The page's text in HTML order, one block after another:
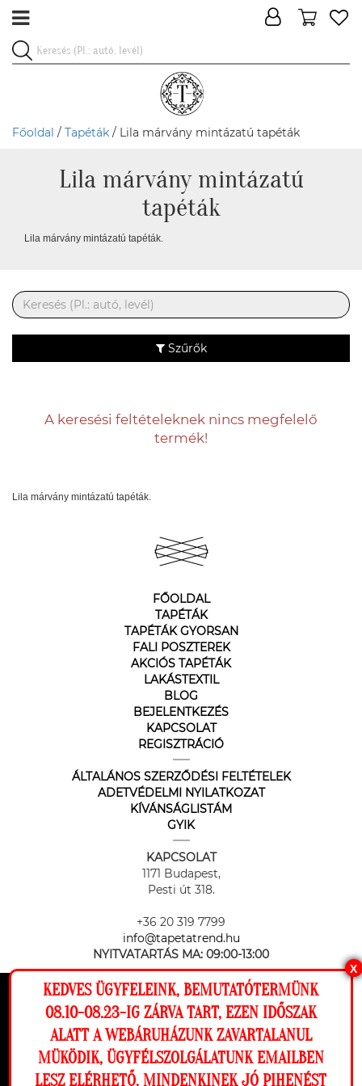
Ez a weboldal cookie-kat használ, hogy a
lehető legjobb élményt nyújtsa honlapunkon.
Beállítások
Főoldal / Tapéták / Lila márvány mintázatú tapéták
Lila márvány mintázatú
tapéták
Lila márvány mintázatú tapéták.
Szűrők
A keresési feltételeknek nincs megfelelő
termék!
Lila márvány mintázatú tapéták.
FŐOLDAL
TAPÉTÁK
TAPÉTÁK GYORSAN
FALI POSZTEREK
AKCIÓS TAPÉTÁK
LAKÁSTEXTIL
BLOG
BEJELENTKEZÉS
KAPCSOLAT
REGISZTRÁCIÓ
ÁLTALÁNOS SZERZŐDÉSI FELTÉTELEK
ADETVÉDELMI NYILATKOZAT
KÍVÁNSÁGLISTÁM
GYIK
KAPCSOLAT
1171 Budapest,
Pesti út 318.
+36 20 319 7799
info@tapetatrend.hu
NYITVATARTÁS MA: 09:00-13:00
Az online fizetést a Barion Payment Zrt. biztosítja, MNB engedély
száma: H-EN-I-1064/2013
X
KEDVES ÜGYFELEINK, BEMUTATÓTERMÜNK
08.10-08.23-IG ZÁRVA TART, EZEN IDŐSZAK
ALATT A WEBÁRUHÁZUNK ZAVARTALANUL
MÜKÖDIK, ÜGYFÉLSZOLGÁLATUNK EMAILBEN
LESZ ELÉRHETŐ. MINDENKINEK JÓ PIHENÉST